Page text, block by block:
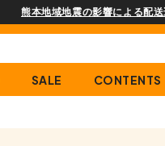
熊本地域地震の影響による配
SALE CONTENTS